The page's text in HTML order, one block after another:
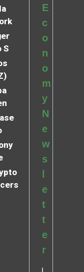
S
E
c
o
n
o
m
y
N
e
w
s
e
t
t
e
r